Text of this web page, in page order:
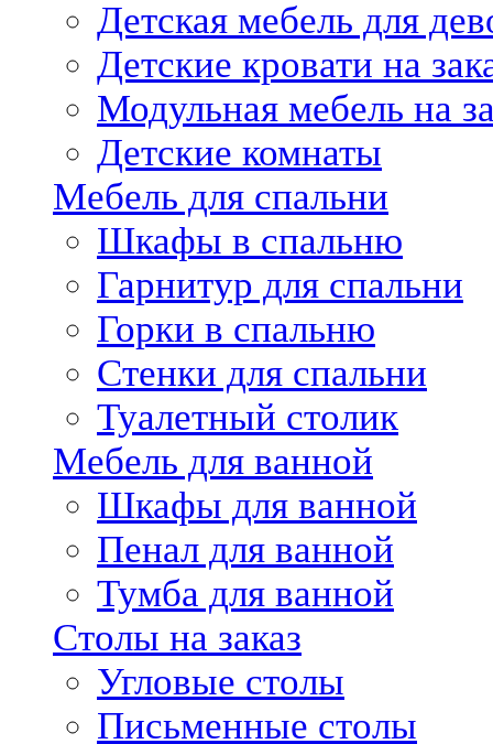
Детская мебель для
Детские кровати на
Модульная мебель на
Детские комнаты
Мебель для спальни
Шкафы в спальню
Гарнитур для спальни
Горки в спальню
Стенки для спальни
Туалетный столик
Мебель для ванной
Шкафы для ванной
Пенал для ванной
Тумба для ванной
Столы на заказ
Угловые столы
Письменные столы